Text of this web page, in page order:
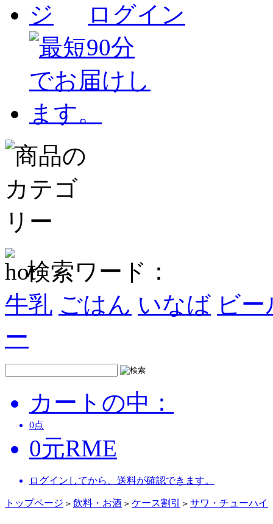
ログイン
検索ワード：
牛乳 ごはん いなば ビー
ー
カートの中：
0点
0元RME
ログインしてから、送料が確認できます。
トップページ > 飲料・お酒 > ケース割引 > サワ・チューハイ